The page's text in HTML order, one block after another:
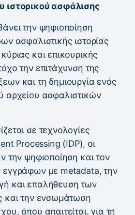
ιστορικού ασφάλισης
την ψηφιοποίηση
ασφαλιστικής ιστορίας
και επικουρικής
την επιτάχυνση της
και τη δημιουργία ενός
αρχείου ασφαλιστικών
σε τεχνολογίες
Processing (IDP), οι
την ψηφιοποίηση και τον
εγγράφων με metadata, την
και επαλήθευση των
και την ενσωμάτωση
όπου απαιτείται, για τη